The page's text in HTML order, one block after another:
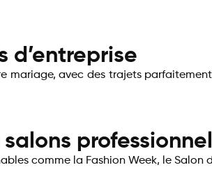
d’entreprise​
mariage, avec des trajets
comme la Fashion Week, le